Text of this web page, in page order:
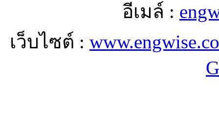
อีเมล์ :
เว็บไซต์ :